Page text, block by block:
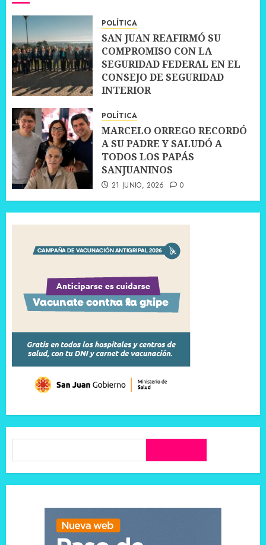
POLÍTICA
SAN JUAN REAFIRMÓ SU
COMPROMISO CON LA
SEGURIDAD FEDERAL EN EL
CONSEJO DE SEGURIDAD
INTERIOR
POLÍTICA
MARCELO ORREGO RECORDÓ
A SU PADRE Y SALUDÓ A
TODOS LOS PAPÁS
SANJUANINOS
21 JUNIO, 2026 0